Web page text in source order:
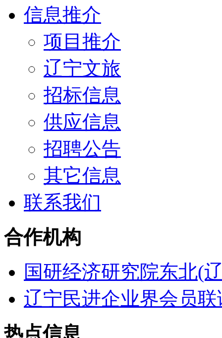
信息推介
项目推介
辽宁文旅
招标信息
供应信息
招聘公告
其它信息
联系我们
合作机构
国研经济研究院东北(
辽宁民进企业界会员联
热点信息